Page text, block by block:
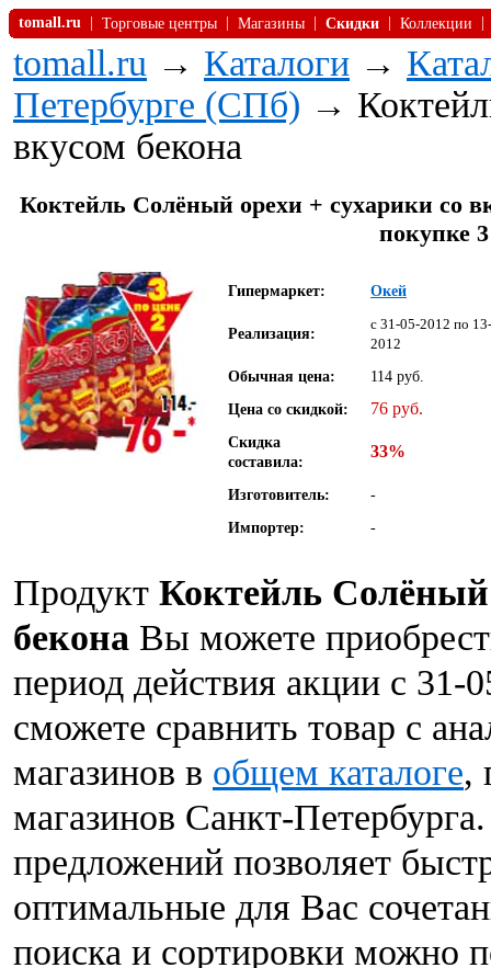
tomall.ru Торговые центры Магазины Скидки Коллекции
tomall.ru → Каталоги →
Петербурге (СПб) →
вкусом бекона
Коктейль Солёный орехи + сухарики со
покупке
Гипермаркет: Окей
Реализация:
c 31-05-2012 по
2012
Обычная цена:
114 руб.
Цена со скидкой:
76 руб.
Скидка
составила:
33%
Изготовитель:
-
Импортер:
-
Продукт Коктейль Солёный
бекона Вы можете
период действия акции с
сможете сравнить товар с
магазинов в общем каталоге,
магазинов Санкт-
предложений позволяет
оптимальные для Вас
поиска и сортировки можно